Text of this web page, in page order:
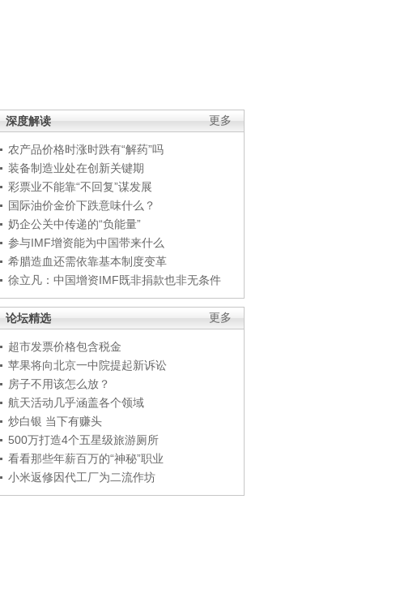
更多
深度解读
农产品价格时涨时跌有“解药”吗
装备制造业处在创新关键期
彩票业不能靠“不回复”谋发展
国际油价金价下跌意味什么？
奶企公关中传递的“负能量”
参与IMF增资能为中国带来什么
希腊造血还需依靠基本制度变革
徐立凡：中国增资IMF既非捐款也非无条件
更多
论坛精选
超市发票价格包含税金
苹果将向北京一中院提起新诉讼
房子不用该怎么放？
航天活动几乎涵盖各个领域
炒白银 当下有赚头
500万打造4个五星级旅游厕所
看看那些年薪百万的“神秘”职业
小米返修因代工厂为二流作坊